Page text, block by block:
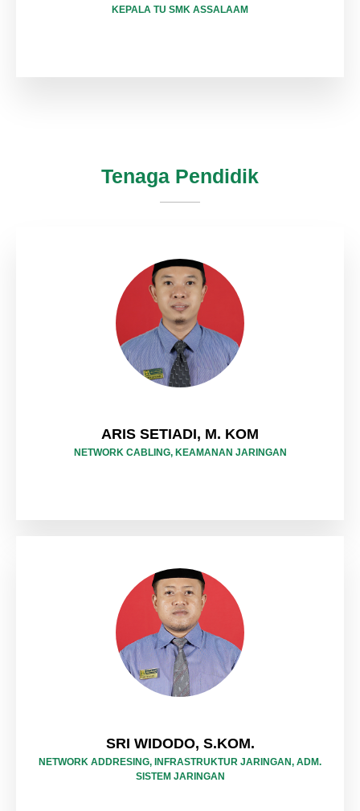
KEPALA TU SMK ASSALAAM
Tenaga Pendidik
ARIS SETIADI, M. KOM
NETWORK CABLING, KEAMANAN JARINGAN
SRI WIDODO, S.KOM.
NETWORK ADDRESING, INFRASTRUKTUR JARINGAN, ADM.
SISTEM JARINGAN